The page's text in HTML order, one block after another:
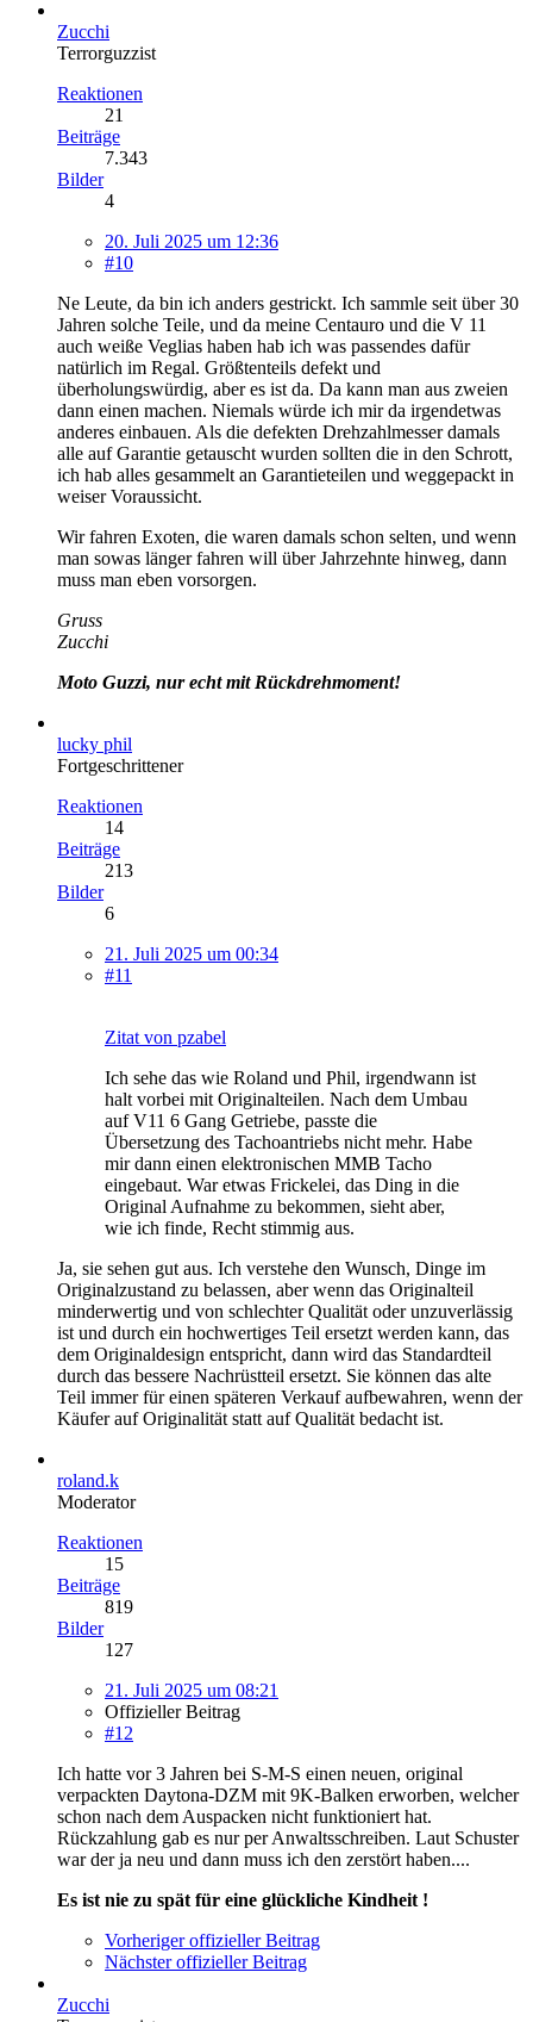
Zucchi
Terrorguzzist
Reaktionen
21
Beiträge
7.343
Bilder
4
20. Juli 2025 um 12:36
#10
Ne Leute, da bin ich anders gestrickt. Ich sammle seit über 30
Jahren solche Teile, und da meine Centauro und die V 11
auch weiße Veglias haben hab ich was passendes dafür
natürlich im Regal. Größtenteils defekt und
überholungswürdig, aber es ist da. Da kann man aus zweien
dann einen machen. Niemals würde ich mir da irgendetwas
anderes einbauen. Als die defekten Drehzahlmesser damals
alle auf Garantie getauscht wurden sollten die in den Schrott,
ich hab alles gesammelt an Garantieteilen und weggepackt in
weiser Voraussicht.
Wir fahren Exoten, die waren damals schon selten, und wenn
man sowas länger fahren will über Jahrzehnte hinweg, dann
muss man eben vorsorgen.
Gruss
Zucchi
Moto Guzzi, nur echt mit Rückdrehmoment!
lucky phil
Fortgeschrittener
Reaktionen
14
Beiträge
213
Bilder
6
21. Juli 2025 um 00:34
#11
Zitat von pzabel
Ich sehe das wie Roland und Phil, irgendwann ist
halt vorbei mit Originalteilen. Nach dem Umbau
auf V11 6 Gang Getriebe, passte die
Übersetzung des Tachoantriebs nicht mehr. Habe
mir dann einen elektronischen MMB Tacho
eingebaut. War etwas Frickelei, das Ding in die
Original Aufnahme zu bekommen, sieht aber,
wie ich finde, Recht stimmig aus.
Ja, sie sehen gut aus. Ich verstehe den Wunsch, Dinge im
Originalzustand zu belassen, aber wenn das Originalteil
minderwertig und von schlechter Qualität oder unzuverlässig
ist und durch ein hochwertiges Teil ersetzt werden kann, das
dem Originaldesign entspricht, dann wird das Standardteil
durch das bessere Nachrüstteil ersetzt. Sie können das alte
Teil immer für einen späteren Verkauf aufbewahren, wenn der
Käufer auf Originalität statt auf Qualität bedacht ist.
roland.k
Moderator
Reaktionen
15
Beiträge
819
Bilder
127
21. Juli 2025 um 08:21
Offizieller Beitrag
#12
Ich hatte vor 3 Jahren bei S-M-S einen neuen, original
verpackten Daytona-DZM mit 9K-Balken erworben, welcher
schon nach dem Auspacken nicht funktioniert hat.
Rückzahlung gab es nur per Anwaltsschreiben. Laut Schuster
war der ja neu und dann muss ich den zerstört haben....
Es ist nie zu spät für eine glückliche Kindheit !
Vorheriger offizieller Beitrag
Nächster offizieller Beitrag
Zucchi